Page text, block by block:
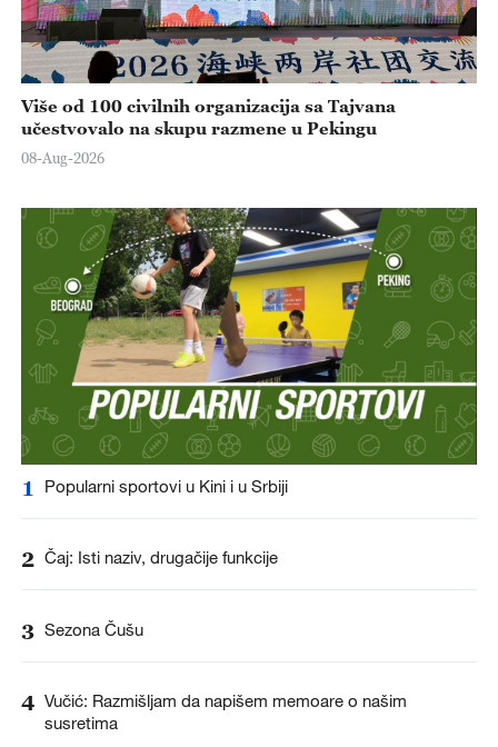
Više od 100 civilnih organizacija sa Tajvana
učestvovalo na skupu razmene u Pekingu
08-Aug-2026
1 Popularni sportovi u Kini i u Srbiji
2 Čaj: Isti naziv, drugačije funkcije
3 Sezona Čušu
4 Vučić: Razmišljam da napišem memoare o našim
susretima